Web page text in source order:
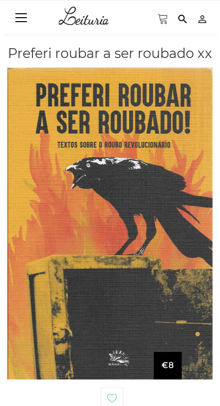
search person_outline
Preferi roubar a ser roubado xx
€8